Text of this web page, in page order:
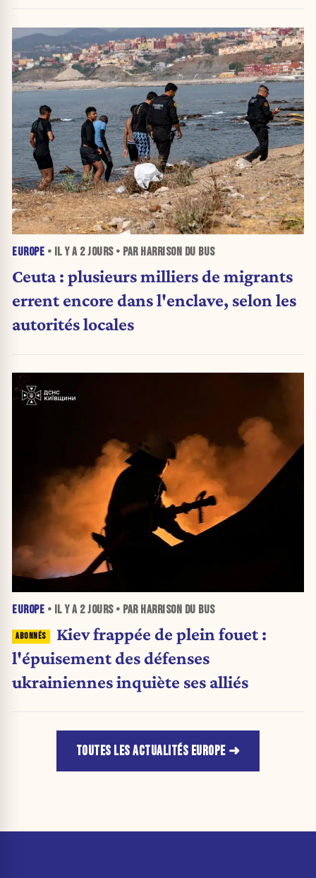
EUROPE • IL Y A 2 JOURS• PAR HARRISON DU BUS
Ceuta : plusieurs milliers de migrants
errent encore dans l'enclave, selon les
autorités locales
EUROPE • IL Y A 2 JOURS• PAR HARRISON DU BUS
Kiev frappée de plein fouet :
l'épuisement des défenses
ukrainiennes inquiète ses alliés
TOUTES LES ACTUALITÉS EUROPE